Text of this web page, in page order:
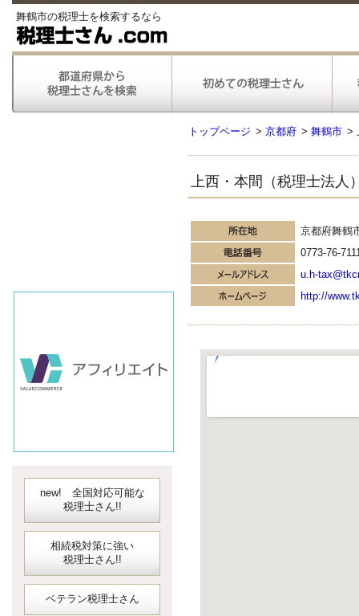
舞鶴市の税理士を検索するなら
new! 全国対応可能な
税理士さん!!
相続税対策に強い
税理士さん!!
ベテラン税理士さん
トップページ > 京都府 > 舞鶴市 >
上西・本間（税理士法人
京都府舞鶴
0773-76-
u.h-
http://